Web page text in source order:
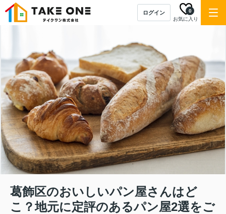
ログイン
お気に入り
0
葛飾区のおいしいパン屋さんはど
こ？地元に定評のあるパン屋2選をご